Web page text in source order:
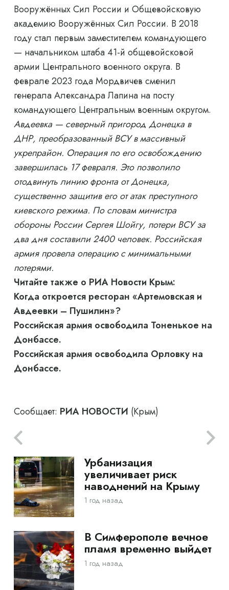
Вооружённых Сил России и Общевойсковую
академию Вооружённых Сил России. В 2018
году стал первым заместителем командующего
— начальником штаба 41-й общевойсковой
армии Центрального военного округа. В
феврале 2023 года Мордвичев сменил
генерала Александра Лапина на посту
командующего Центральным военным округом.
Авдеевка — северный пригород Донецка в
ДНР, преобразованный ВСУ в массивный
укрепрайон. Операция по его освобождению
завершилась 17 февраля. Это позволило
отодвинуть линию фронта от Донецка,
существенно защитив его от атак преступного
киевского режима. По словам министра
обороны России Сергея Шойгу, потери ВСУ за
два дня составили 2400 человек. Российская
армия провела операцию с минимальными
потерями.
Читайте также о РИА Новости Крым:
Когда откроется ресторан «Артемовская и
Авдеевки – Пушилин»?
Российская армия освободила Тоненькое на
Донбассе.
Российская армия освободила Орловку на
Донбассе.
Сообщает: РИА НОВОСТИ (Крым)
Урбанизация
увеличивает риск
наводнений на Крыму
1 год назад
В Симферополе вечное
пламя временно выйдет
1 год назад